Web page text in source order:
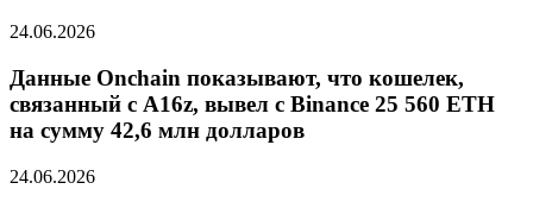
24.06.2026
Данные Onchain показывают, что кошелек,
связанный с A16z, вывел с Binance 25 560 ETH
на сумму 42,6 млн долларов
24.06.2026